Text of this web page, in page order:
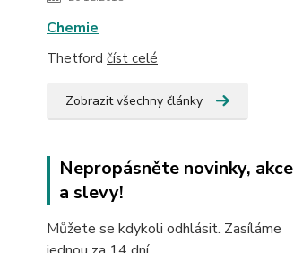
Chemie
Thetford číst celé
Zobrazit všechny články
Nepropásněte novinky, akce
a slevy!
Můžete se kdykoli odhlásit. Zasíláme